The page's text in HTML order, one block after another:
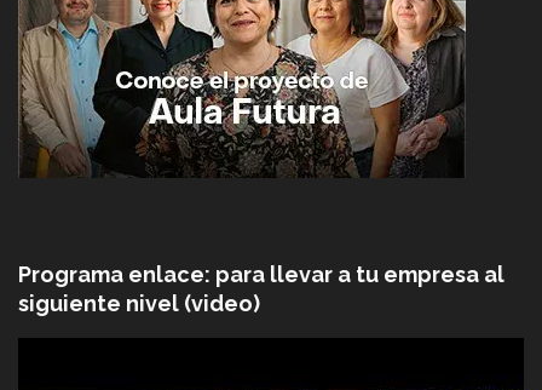
Programa enlace: para llevar a tu empresa al
siguiente nivel (video)